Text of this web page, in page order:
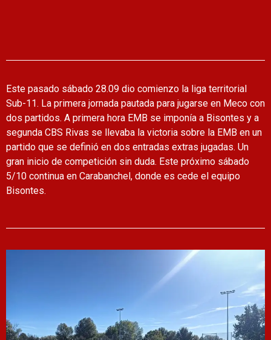
Este pasado sábado 28.09 dio comienzo la liga territorial
Sub-11. La primera jornada pautada para jugarse en Meco con
dos partidos. A primera hora EMB se imponía a Bisontes y a
segunda CBS Rivas se llevaba la victoria sobre la EMB en un
partido que se definió en dos entradas extras jugadas. Un
gran inicio de competición sin duda. Este próximo sábado
5/10 continua en Carabanchel, donde es cede el equipo
Bisontes.